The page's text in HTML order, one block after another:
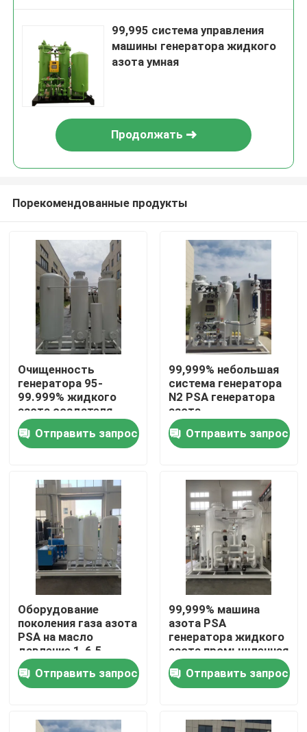
Главная страница
Продукция
Ролики
О Компании
Наша фабрика
контроль качества
контактные данные
99,995 система управления
машины генератора жидкого
азота умная
Продолжать
Порекомендованные продукты
Очищенность
генератора 95-
99.999% жидкого
азота создателя
азота N2
Отправить запрос
99,999% небольшая
система генератора
N2 PSA генератора
азота
Отправить запрос
Оборудование
поколения газа азота
PSA на масло
давление 1-6.5
Адвокатур
Отправить запрос
99,999% машина
азота PSA
генератора жидкого
азота промышленная
Отправить запрос